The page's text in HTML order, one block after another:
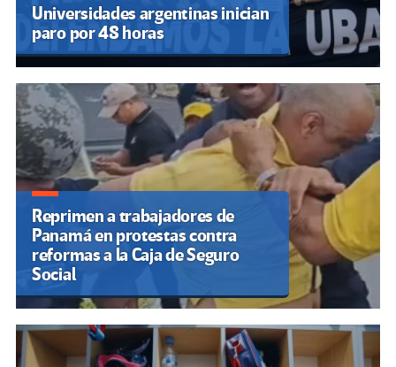
Universidades argentinas inician
paro por 48 horas
Reprimen a trabajadores de
Panamá en protestas contra
reformas a la Caja de Seguro
Social